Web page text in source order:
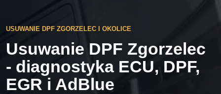
USUWANIE DPF ZGORZELEC I OKOLICE
Usuwanie DPF Zgorzelec
- diagnostyka ECU, DPF,
EGR i AdBlue